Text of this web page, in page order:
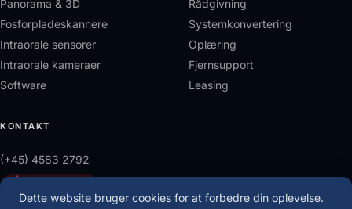
Panorama & 3D
Fosforpladeskannere
Intraorale sensorer
Intraorale kameraer
Software
Rådgivning
Systemkonvertering
Oplæring
Fjernsupport
Leasing
KONTAKT
(+45) 4583 2792
info@den-tec.dk
Dette website bruger cookies for at forbedre din oplevelse.